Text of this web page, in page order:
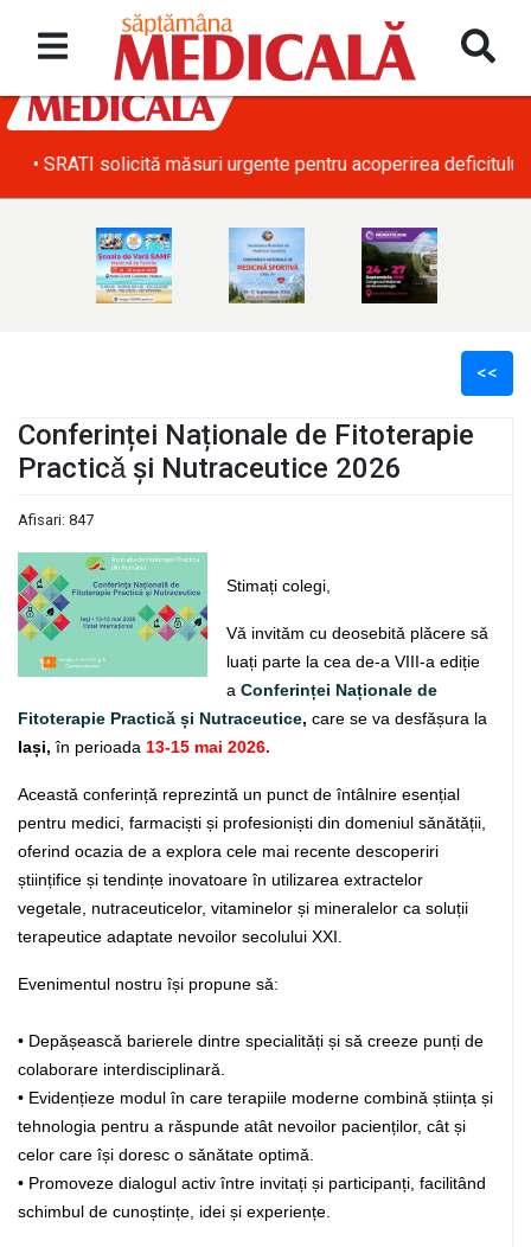
• SRATI solicită măsuri urgente pentru acoperirea
<<
Conferinței Naționale de Fitoterapie
Practicǎ și Nutraceutice 2026
Afisari: 847
Stimați colegi,
Vǎ invitǎm cu deosebitǎ plǎcere sǎ
luați parte la cea de-a VIII-a ediție
aConferinței Naționale de
Fitoterapie Practicǎ și Nutraceutice, care se va desfǎșura la
Iași,în perioada 13-15 mai 2026.
Aceastǎ conferințǎ reprezintǎ un punct de întâlnire esențial
pentru medici, farmaciști și profesioniști din domeniul sǎnǎtǎții,
oferind ocazia de a explora cele mai recente descoperiri
științifice și tendințe inovatoare în utilizarea extractelor
vegetale, nutraceuticelor, vitaminelor și mineralelor ca soluții
terapeutice adaptate nevoilor secolului XXI.
Evenimentul nostru își propune sǎ:
• Depǎșeascǎ barierele dintre specialitǎți și sǎ creeze punți de
colaborare interdisciplinarǎ.
• Evidențieze modul în care terapiile moderne combinǎ știința și
tehnologia pentru a rǎspunde atât nevoilor pacienților, cât și
celor care își doresc o sǎnǎtate optimǎ.
• Promoveze dialogul activ între invitați și participanți, facilitând
schimbul de cunoștințe, idei și experiențe.